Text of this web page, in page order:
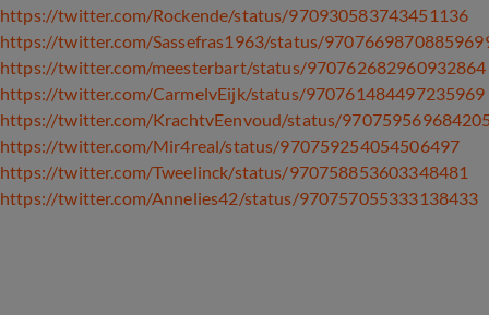
https://twitter.com/Rockende/status/970930583743451136
https://twitter.com/Sassefras1963/status/
https://twitter.com/meesterbart/status/970762682960932864
https://twitter.com/CarmelvEijk/status/970761484497235969
https://twitter.com/KrachtvEenvoud/status/
https://twitter.com/Mir4real/status/970759254054506497
https://twitter.com/Tweelinck/status/970758853603348481
https://twitter.com/Annelies42/status/970757055333138433